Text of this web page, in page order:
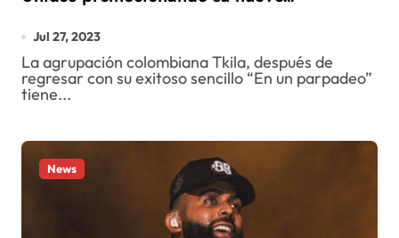
hit «Vuelve y Juega»
Jul 27, 2023
La agrupación colombiana Tkila, después de
regresar con su exitoso sencillo “En un parpadeo”
tiene...
News